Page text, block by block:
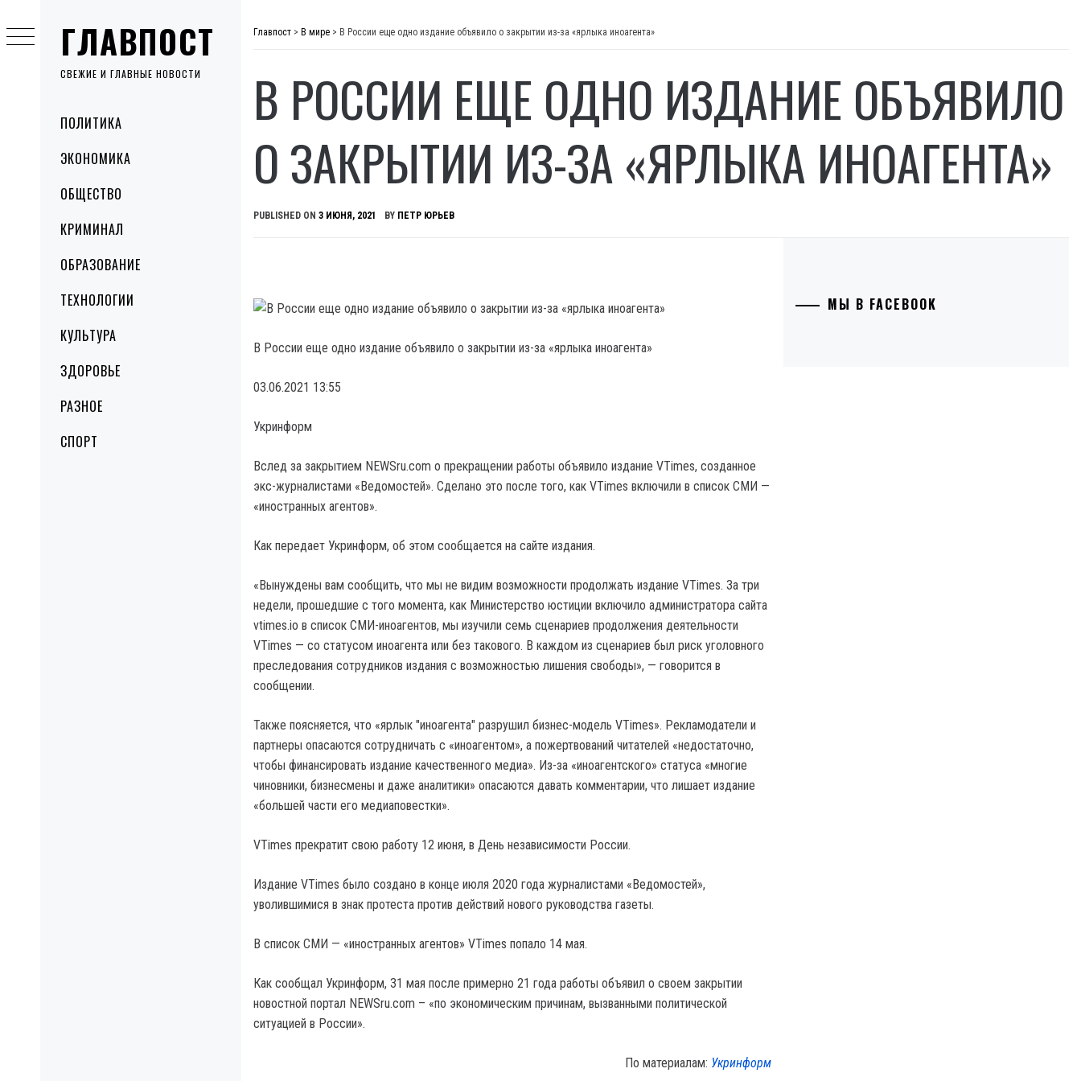
ГЛАВПОСТ
СВЕЖИЕ И ГЛАВНЫЕ НОВОСТИ
MenuПОЛИТИКА
ЭКОНОМИКА
ОБЩЕСТВО
КРИМИНАЛ
ОБРАЗОВАНИЕ
ТЕХНОЛОГИИ
КУЛЬТУРА
ЗДОРОВЬЕ
РАЗНОЕ
СПОРТ
to
content
Главпост > В мире > В России еще одно издание объявило о закрытии из-за «ярлыка иноагента»
В РОССИИ ЕЩЕ ОДНО ИЗДАНИЕ ОБЪЯВИЛО
О ЗАКРЫТИИ ИЗ-ЗА «ЯРЛЫКА ИНОАГЕНТА»
PUBLISHED ON 3 ИЮНЯ, 2021 BY ПЕТР ЮРЬЕВ
В России еще одно издание объявило о закрытии из-за «ярлыка иноагента»
03.06.2021 13:55
Укринформ
Вслед за закрытием NEWSru.com о прекращении работы объявило издание VTimes, созданное
экс-журналистами «Ведомостей». Сделано это после того, как VTimes включили в список СМИ —
«иностранных агентов».
Как передает Укринформ, об этом сообщается на сайте издания.
«Вынуждены вам сообщить, что мы не видим возможности продолжать издание VTimes. За три
недели, прошедшие с того момента, как Министерство юстиции включило администратора сайта
vtimes.io в список СМИ-иноагентов, мы изучили семь сценариев продолжения деятельности
VTimes — со статусом иноагента или без такового. В каждом из сценариев был риск уголовного
преследования сотрудников издания с возможностью лишения свободы», — говорится в
сообщении.
Также поясняется, что «ярлык "иноагента" разрушил бизнес-модель VTimes». Рекламодатели и
партнеры опасаются сотрудничать с «иноагентом», а пожертвований читателей «недостаточно,
чтобы финансировать издание качественного медиа». Из-за «иноагентского» статуса «многие
чиновники, бизнесмены и даже аналитики» опасаются давать комментарии, что лишает издание
«большей части его медиаповестки».
VTimes прекратит свою работу 12 июня, в День независимости России.
Издание VTimes было создано в конце июля 2020 года журналистами «Ведомостей»,
уволившимися в знак протеста против действий нового руководства газеты.
В список СМИ — «иностранных агентов» VTimes попало 14 мая.
Как сообщал Укринформ, 31 мая после примерно 21 года работы объявил о своем закрытии
новостной портал NEWSru.com – «по экономическим причинам, вызванными политической
ситуацией в России».
По материалам: Укринформ
МЫ В FACEBOOK